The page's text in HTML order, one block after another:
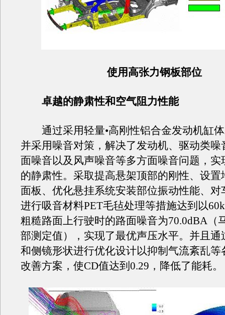
使用高张力钢板部位
卓越的静肃性和空气阻力性能
通过采用轻量•高刚性铝合金发动机缸体
并采用噪音对策，解决了发动机、驱动类噪
面噪音以及风声噪音等多方面噪音问题，实
的静肃性。采取提高悬架顶部的刚性、设置
面板、优化悬挂系统安装部位振动性能、对
进行吸音材料PET毛毡处理等措施达到以
粗糙路面上行驶时的路面噪音为70.0dBA（
部测定值），实现了最优声压水平。并且通
和侧镜形状进行优化设计以抑制气流紊乱等
改善方案，使CD值达到0.29，降低了能耗。